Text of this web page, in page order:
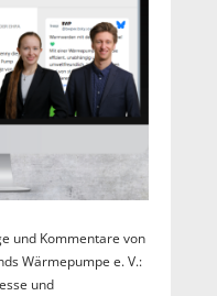
und Kommentare von
Wärmepumpe e. V.:
und